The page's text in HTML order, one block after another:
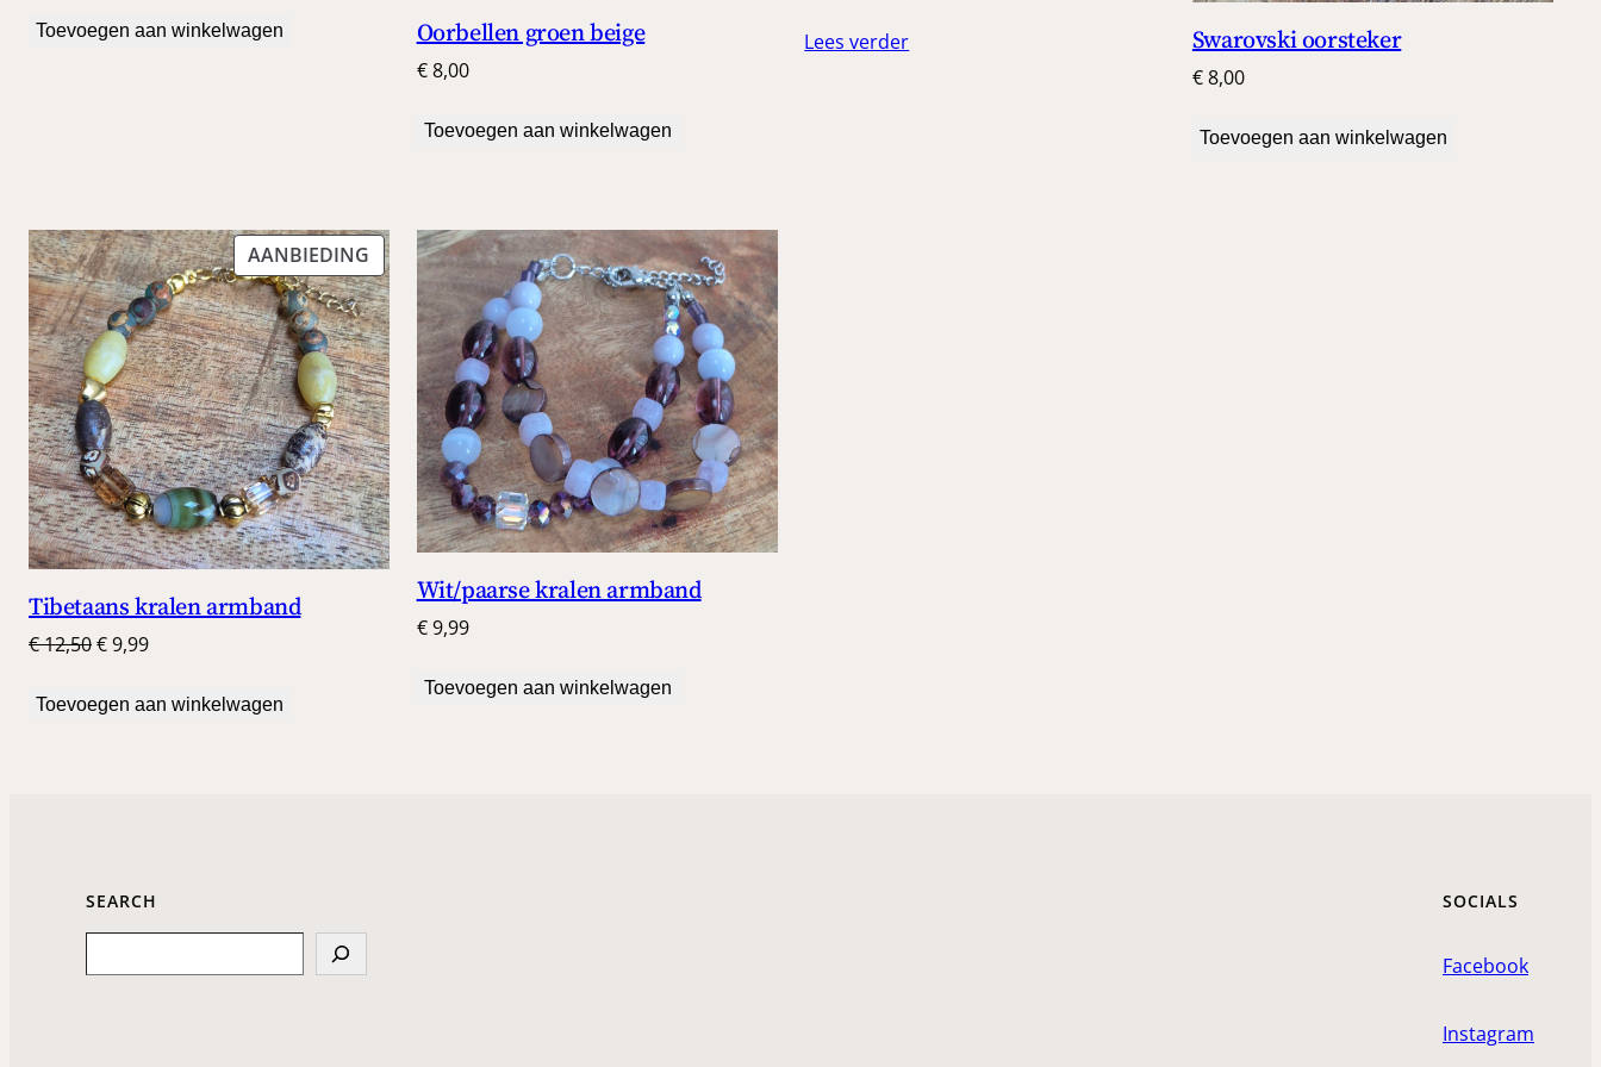
Toevoegen aan winkelwagen Oorbellen groen beige
€8,00
Toevoegen aan winkelwagen
was:
Lees verder Swarovski oorsteker
€8,00
Toevoegen aan winkelwagen
AANBIEDING PRODUCT
IN
DE
UITVERKOOP
Tibetaans kralen armband
€12,50Oorspronkelijke
was:
€9,99Huidige
is:
Toevoegen aan winkelwagen
Wit/paarse kralen armband
€9,99
Toevoegen aan winkelwagen
SEARCH SOCIALS
Facebook
Instagram